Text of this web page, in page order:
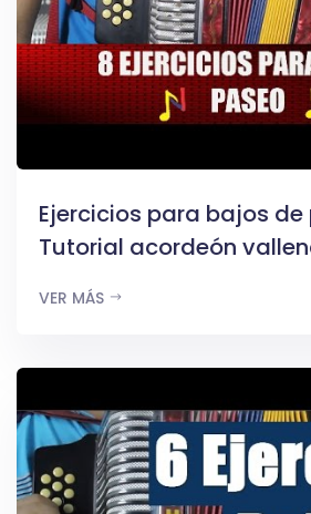
Ejercicios para bajos
Tutorial acordeón
VER MÁS